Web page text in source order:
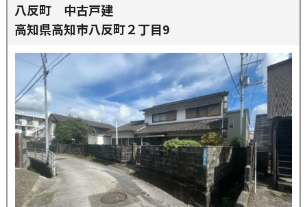
八反町 中古戸建
高知県高知市八反町２丁目9